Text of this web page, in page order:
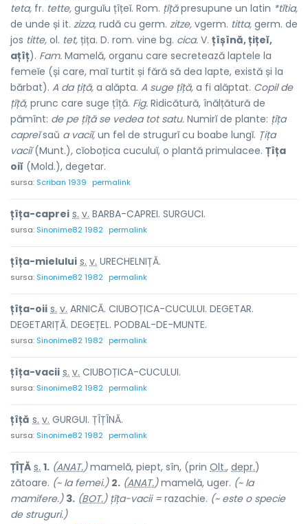
teta, fr. tette, gurguĭu țîțeĭ. Rom. țîțăpresupune un latin *tĭtia,
de unde și it. zizza, rudă cu germ. zitze, vgerm. titta, germ. de
jos titte, ol. tet, țița. D. rom. vine bg. cica. V. țîșînă, țițeĭ,
ațîț). Fam. Mamelă, organu care secretează laptele la
femeĭe (și care, maĭ turtit și fără să dea lapte, există și la
bărbat). A da țiță, a alăpta. A suge țîță, a fi alăptat. Copil de
țîță, prunc care suge țîță. Fig. Ridicătură, înălțătură de
pămînt: de pe țîță se vedea tot satu. Numirĭ de plante: țîța
capreĭsaŭ a vaciĭ, un fel de strugurĭ cu boabe lungĭ. Țița
vaciĭ(Munt.), cĭoboțica cuculuĭ, o plantă primulacee. Țîța
oiĭ (Mold.), degetar.
sursa: Scriban 1939 permalink
țîța-caprei s. v. BARBA-CAPREI. SURGUCI.
sursa: Sinonime82 1982 permalink
țîța-mielului s. v. URECHELNIȚĂ.
sursa: Sinonime82 1982 permalink
țîța-oii s. v. ARNICĂ. CIUBOȚICA-CUCULUI. DEGETAR.
DEGETARIȚĂ. DEGEȚEL. PODBAL-DE-MUNTE.
sursa: Sinonime82 1982 permalink
țîța-vacii s. v. CIUBOȚICA-CUCULUI.
sursa: Sinonime82 1982 permalink
țîță s. v. GURGUI. ȚÎȚÎNĂ.
sursa: Sinonime82 1982 permalink
ȚÎȚĂ s. 1. (ANAT.)mamelă, piept, sîn, (prin Olt., depr.)
zătoare. (~ la femei.) 2. (ANAT.)mamelă, uger. (~ la
mamifere.) 3. (BOT.) țîța-vacii =razachie. (~ este o specie
de struguri.)